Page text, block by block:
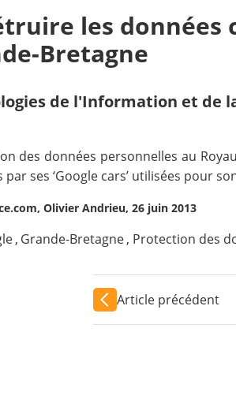
les données
Bretagne
de l'Information et de
des données personnelles au
ses ‘Google cars’ utilisées pour
Olivier Andrieu, 26 juin 2013
, Grande-Bretagne, Protection des
Article précédent